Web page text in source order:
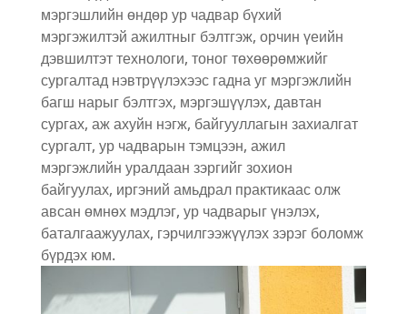
мэргэшлийн өндөр ур чадвар бүхий
мэргэжилтэй ажилтныг бэлтгэж, орчин үеийн
дэвшилтэт технологи, тоног төхөөрөмжийг
сургалтад нэвтрүүлэхээс гадна уг мэргэжлийн
багш нарыг бэлтгэх, мэргэшүүлэх, давтан
сургах, аж ахуйн нэгж, байгууллагын захиалгат
сургалт, ур чадварын тэмцээн, ажил
мэргэжлийн уралдаан зэргийг зохион
байгуулах, иргэний амьдрал практикаас олж
авсан өмнөх мэдлэг, ур чадварыг үнэлэх,
баталгаажуулах, гэрчилгээжүүлэх зэрэг боломж
бүрдэх юм.